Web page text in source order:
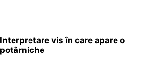
Interpretare vis în care apare o
potârniche